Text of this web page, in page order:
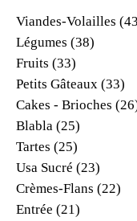
Viandes-Volailles
Légumes (38)
Fruits (33)
Petits Gâteaux (33)
Cakes - Brioches
Blabla (25)
Tartes (25)
Usa Sucré (23)
Crèmes-Flans (22)
Entrée (21)